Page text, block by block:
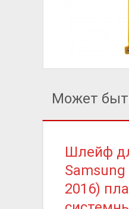
Может
Шлейф
Samsung
2016)